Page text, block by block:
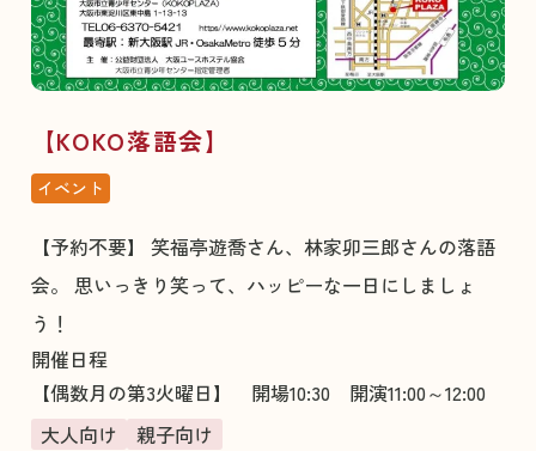
【KOKO落語会】
イベント
【予約不要】 笑福亭遊喬さん、林家卯三郎さんの落語
会。 思いっきり笑って、ハッピーな一日にしましょ
う！
開催日程
【偶数月の第3火曜日】 開場10:30 開演11:00～12:00
大人向け
親子向け